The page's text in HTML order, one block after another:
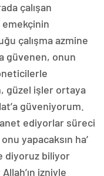
çalışan
çalışma azmine
güvenen, onun
güzel işler ortaya
güveniyorum.
ediyorlar süreci
yapacaksın ha’
diyoruz biliyor
izniyle